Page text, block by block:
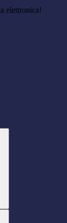
elettronica!